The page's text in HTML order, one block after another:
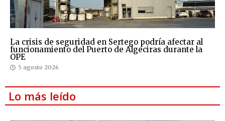
La crisis de seguridad en Sertego podría afectar al
funcionamiento del Puerto de Algeciras durante la
OPE
5 agosto 2026
Lo más leído